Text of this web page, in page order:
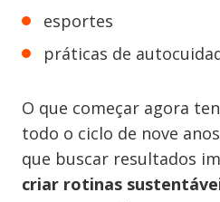
esportes
práticas de
O que começar agora
todo o ciclo de nove
que buscar resultados
criar rotinas